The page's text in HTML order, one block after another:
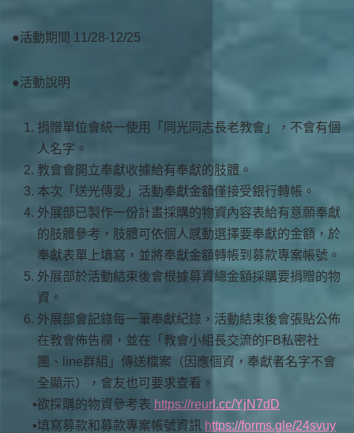
●活動期間 11/28-12/25
●活動說明
捐贈單位會統一使用「同光同志長老教會」，不會有個
人名字。
教會會開立奉獻收據給有奉獻的肢體。
本次「送光傳愛」活動奉獻金額僅接受銀行轉帳。
外展部已製作一份計畫採購的物資內容表給有意願奉獻
的肢體參考，肢體可依個人感動選擇要奉獻的金額，於
奉獻表單上填寫，並將奉獻金額轉帳到募款專案帳號。
外展部於活動結束後會根據募資總金額採購要捐贈的物
資。
外展部會記錄每一筆奉獻紀錄，活動結束後會張貼公佈
在教會佈告欄，並在「教會小組長交流的FB私密社
團、line群組」傳送檔案（因應個資，奉獻者名字不會
全顯示），會友也可要求查看。
欲採購的物資參考表 https://reurl.cc/YjN7dD
填寫募款和募款專案帳號資訊 https://forms.gle/24svuy